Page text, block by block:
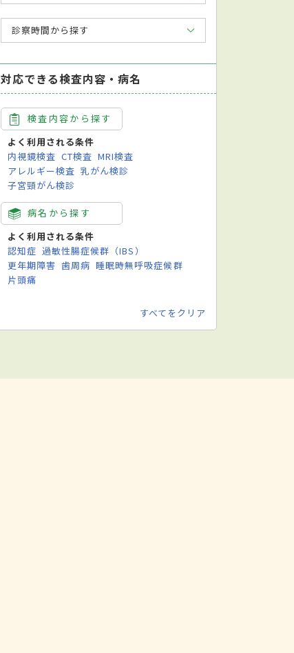
診察時間から探す
対応できる検査内容・病名
検査内容から探す
よく利用される条件
内視鏡検査 CT検査 MRI検査
アレルギー検査 乳がん検診
子宮頸がん検診
病名から探す
よく利用される条件
認知症 過敏性腸症候群（IBS）
更年期障害 歯周病 睡眠時無呼吸症候群
片頭痛
すべてをクリア